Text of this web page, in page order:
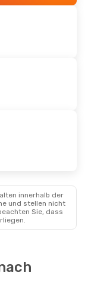
innerhalb der
und stellen nicht
Sie, dass